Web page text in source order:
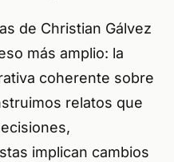
de Christian Gálvez
más amplio: la
coherente sobre
relatos que
implican cambios